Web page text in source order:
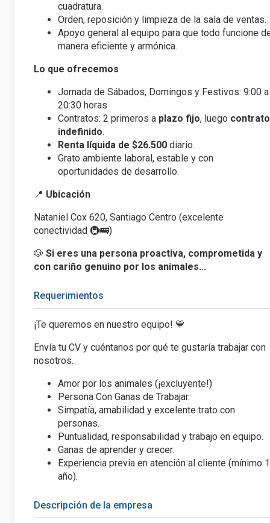
cuadratura.
Orden, reposición y limpieza de la sala de ventas.
Apoyo general al equipo para que todo funcione
manera eficiente y armónica.
Lo que ofrecemos
Jornada de Sábados, Domingos y Festivos: 9:00 a
20:30 horas
Contratos: 2 primeros a plazo fijo, luego contrato
indefinido.
Renta líquida de $26.500 diario.
Grato ambiente laboral, estable y con
oportunidades de desarrollo.
📍 Ubicación
Nataniel Cox 620, Santiago Centro (excelente
conectividad 🚇🚌)
🐶 Si eres una persona proactiva, comprometida y
con cariño genuino por los animales...
Requerimientos
¡Te queremos en nuestro equipo! 💙
Envía tu CV y cuéntanos por qué te gustaría trabajar con
nosotros.
Amor por los animales (¡excluyente!)
Persona Con Ganas de Trabajar.
Simpatía, amabilidad y excelente trato con
personas.
Puntualidad, responsabilidad y trabajo en equipo.
Ganas de aprender y crecer.
Experiencia previa en atención al cliente (mínimo 1
año).
Descripción de la empresa